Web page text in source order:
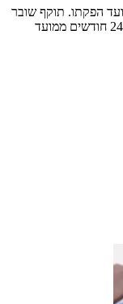
הפחות 60 חודשים ממועד הפקתו. תוקף שובר
לרכישת מוצר או שירות מסויים יהיה לכל הפחות 24 חודשים ממועד